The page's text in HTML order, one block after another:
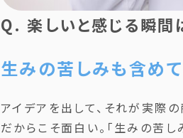
Q. 楽しいと感じる瞬間
生みの苦しみも含め
アイデアを出して、それが実際
だからこそ面白い。「生みの苦